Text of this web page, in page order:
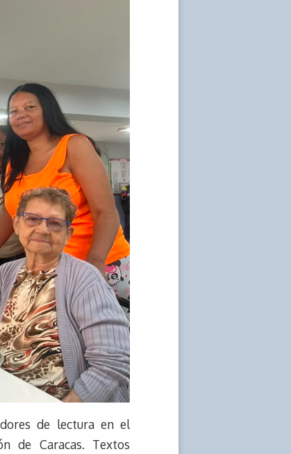
de lectura en el
de Caracas. Textos